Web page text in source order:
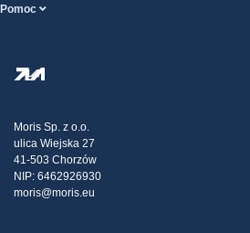
Pomoc
Doprava
Sťažnosti
Moris Sp. z o.o.
ulica Wiejska 27
41-503 Chorzów
NIP: 6462926930
moris@moris.eu